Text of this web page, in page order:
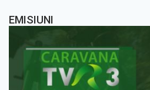
EMISIUNI